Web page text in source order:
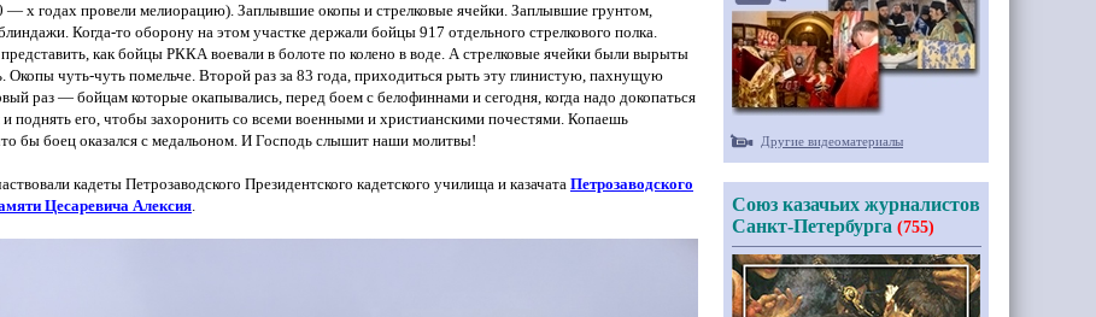
— х годах провели мелиорацию). Заплывшие окопы и стрелковые ячейки. Заплывшие грунтом,
Когда-то оборону на этом участке держали бойцы 917 отдельного стрелкового полка.
как бойцы РККА воевали в болоте по колено в воде. А стрелковые ячейки были вырыты
Окопы чуть-чуть помельче. Второй раз за 83 года, приходиться рыть эту глинистую, пахнущую
раз — бойцам которые окапывались, перед боем с белофиннами и сегодня, когда надо докопаться
и поднять его, чтобы захоронить со всеми военными и христианскими почестями. Копаешь
бы боец оказался с медальоном. И Господь слышит наши молитвы!
кадеты Петрозаводского Президентского кадетского училища и казачата Петрозаводского
Цесаревича Алексия.
Другие видеоматериалы
Союз казачьих журналистов
Санкт-Петербурга (755)